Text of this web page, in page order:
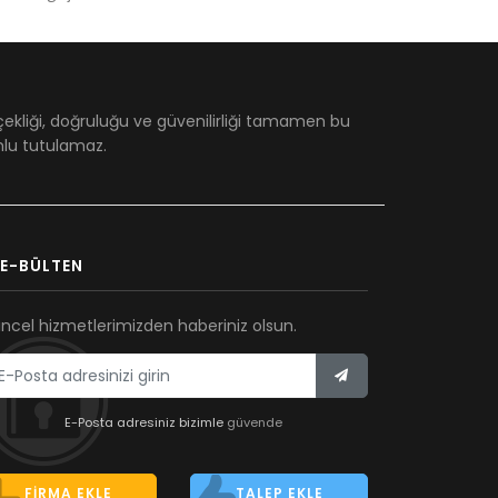
doğruluğu ve güvenilirliği tamamen bu
tutulamaz.
E-BÜLTEN
hizmetlerimizden haberiniz olsun.
E-Posta adresiniz bizimle güvende
FIRMA EKLE TALEP EKLE